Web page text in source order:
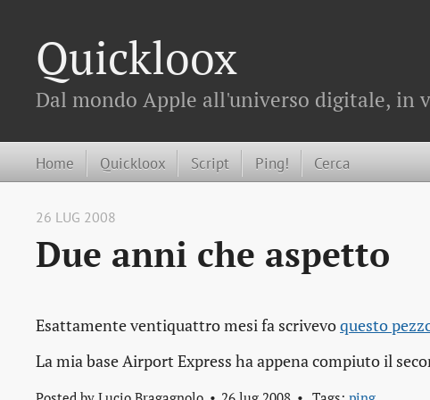
Quickloox
Dal mondo Apple all'universo digitale, in
Home Quickloox Script Ping! Cerca
26 LUG 2008
Due anni che aspetto
Esattamente ventiquattro mesi fa scrivevoquesto
La mia base Airport Express ha appena compiuto il